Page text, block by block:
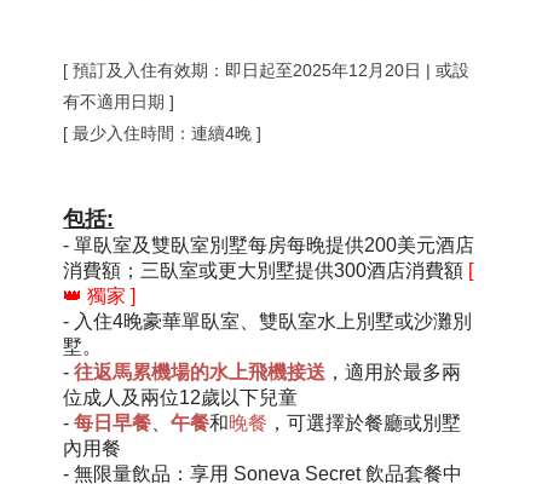
[ 預訂及入住有效期：即日起至2025年12月20日 | 或設
有不適用日期 ]
[ 最少入住時間：連續4晚 ]
包括:
- 單臥室及雙臥室別墅每房每晚提供200美元酒店
消費額；三臥室或更大別墅提供300酒店消費額 [
👑 獨家 ]
- 入住4晚豪華單臥室、雙臥室水上 別墅或沙灘別
墅。
-往返馬累機場的水上飛機接送 ，適用於最多兩
位成人及兩位12歲以下兒童
-每日早餐 、午餐和晚餐 ，可選擇於餐廳或別墅
內用餐
-無限量飲品：享用 Soneva Secret 飲品套餐中